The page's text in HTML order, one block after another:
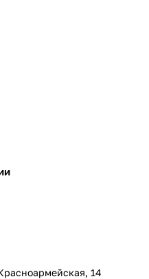
14